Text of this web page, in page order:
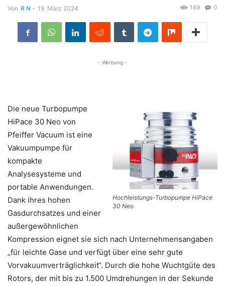
Von R N - 19. März 2024 0
169
- Werbung -
Hochleistungs-Turbopumpe HiPace
30 Neo
Die neue Turbopumpe
HiPace 30 Neo von
Pfeiffer Vacuum ist eine
Vakuumpumpe für
kompakte
Analysesysteme und
portable Anwendungen.
Dank ihres hohen
Gasdurchsatzes und einer
außergewöhnlichen
Kompression eignet sie sich nach Unternehmensangaben
„für leichte Gase und verfügt über eine sehr gute
Vorvakuumverträglichkeit“. Durch die hohe Wuchtgüte des
Rotors, der mit bis zu 1.500 Umdrehungen in der Sekunde